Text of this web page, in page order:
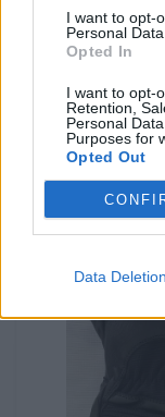
I want to opt-
Personal
Opted In
I want to opt-
Retention,
Personal
Purposes for
Opted Out
Data Deletion
continuam
melhor para o
caraterísticas:
Luvas RSW,